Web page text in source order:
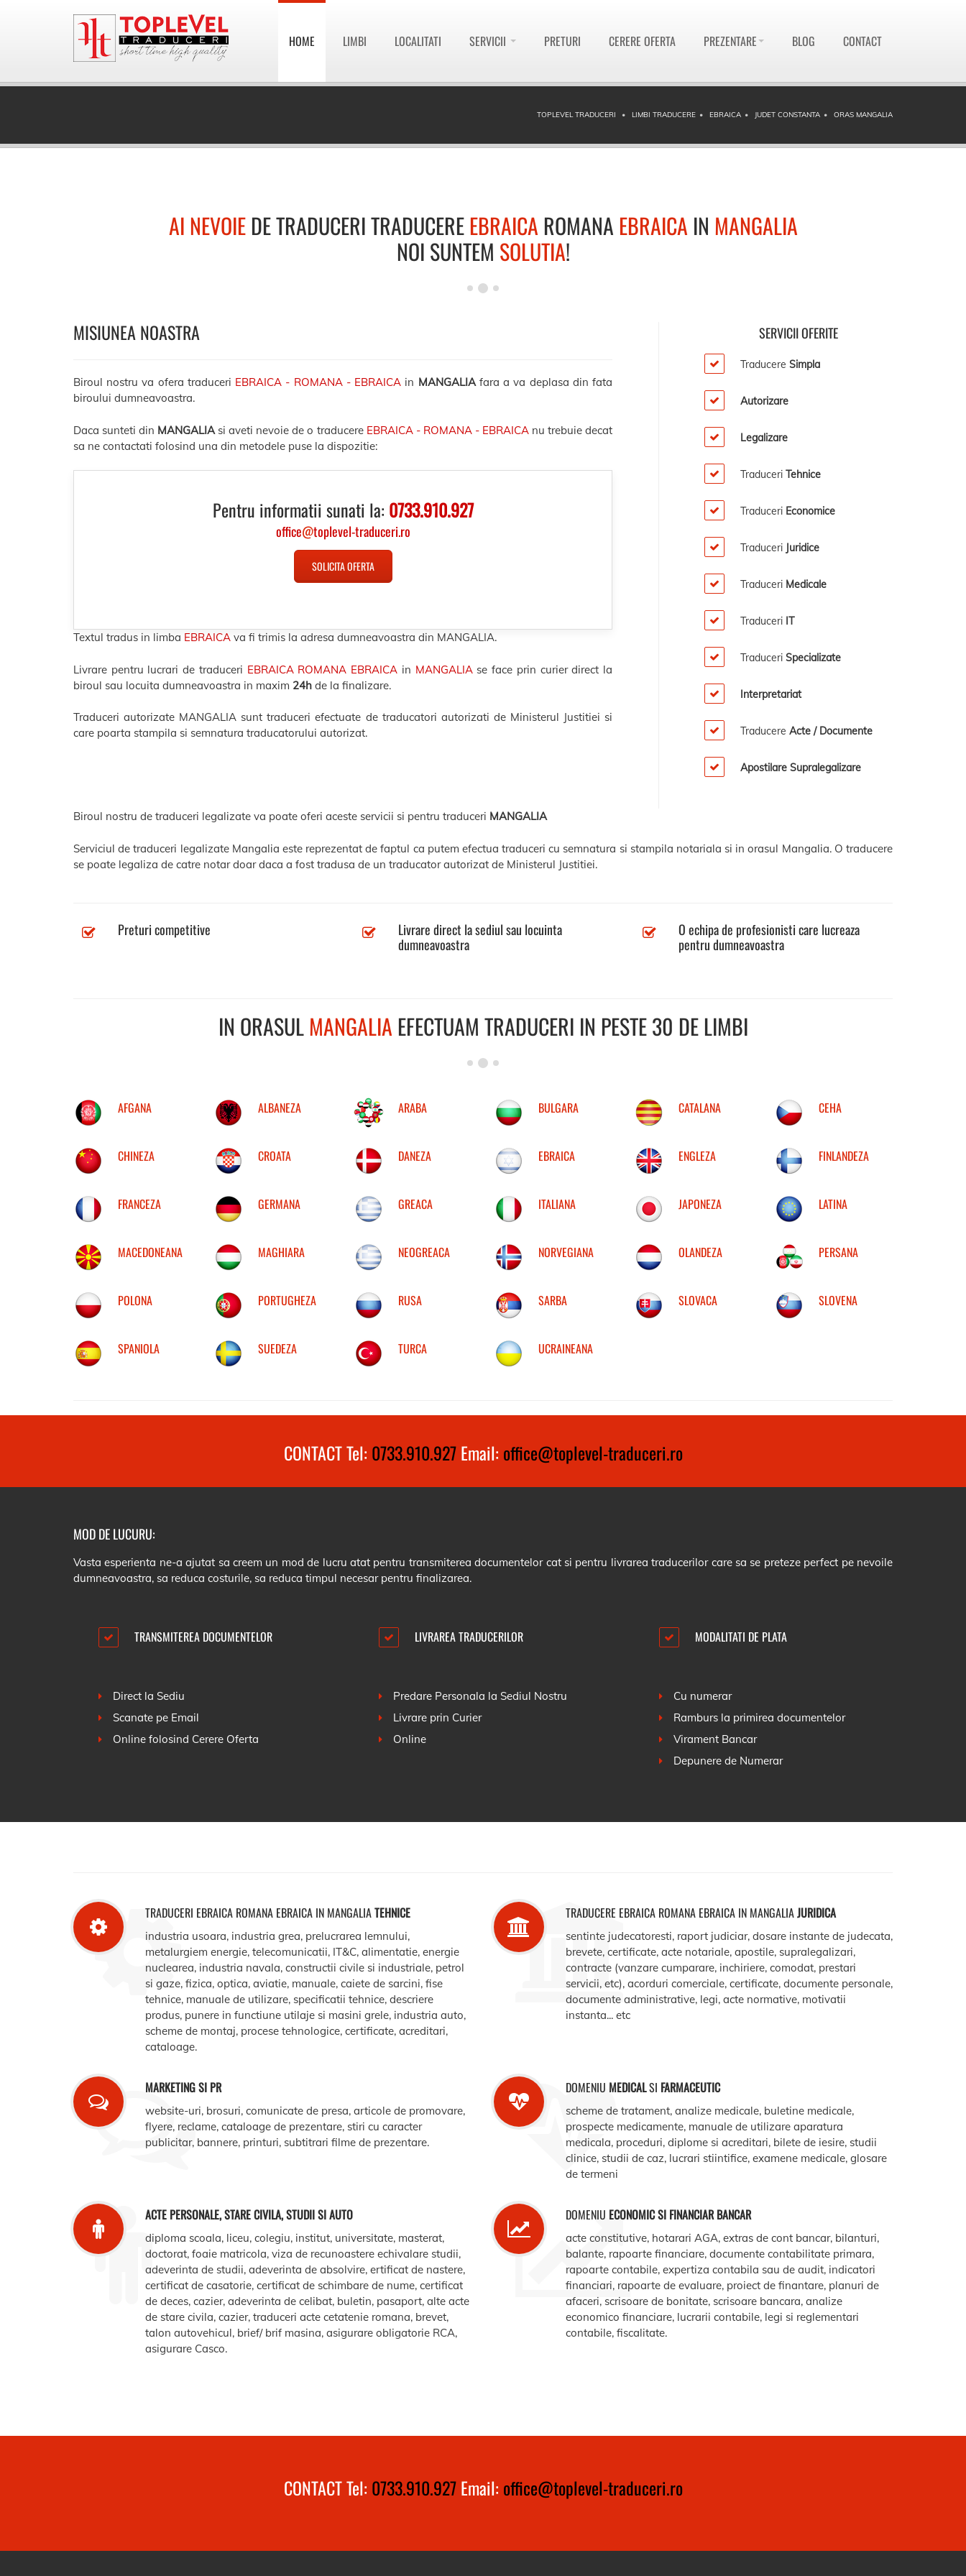
HOME LIMBI LOCALITATI SERVICII PRETURI CERERE OFERTA PREZENTARE BLOG CONTACT
TOPLEVEL TRADUCERI LIMBI TRADUCERE EBRAICA JUDET CONSTANTA ORAS MANGALIA
AI NEVOIEDE TRADUCERI TRADUCEREEBRAICA ROMANA EBRAICA IN MANGALIA
NOI SUNTEM SOLUTIA!
MISIUNEA NOASTRA
Biroul nostru va ofera traduceri EBRAICA - ROMANA - EBRAICA in MANGALIAfara a va deplasa din fata
biroului dumneavoastra.
Daca sunteti din MANGALIA si aveti nevoie de o traducere EBRAICA - ROMANA - EBRAICAnu trebuie decat
sa ne contactati folosind una din metodele puse la dispozitie:
Pentru informatii sunati la: 0733.910.927
office@toplevel-traduceri.ro
SOLICITA OFERTA
Textul tradus in limba EBRAICA va fi trimis la adresa dumneavoastra din MANGALIA.
Livrare pentru lucrari de traduceri EBRAICA ROMANA EBRAICA in MANGALIAse face prin curier direct la
biroul sau locuita dumneavoastra in maxim 24h de la finalizare.
Traduceri autorizate MANGALIA sunt traduceri efectuate de traducatori autorizati de Ministerul Justitiei si
care poarta stampila si semnatura traducatorului autorizat.
SERVICII OFERITE
Traducere Simpla
Autorizare
Legalizare
Traduceri Tehnice
Traduceri Economice
Traduceri Juridice
Traduceri Medicale
Traduceri IT
Traduceri Specializate
Interpretariat
Traducere Acte / Documente
Apostilare Supralegalizare
Biroul nostru de traduceri legalizate va poate oferi aceste servicii si pentru traduceri MANGALIA
Serviciul de traduceri legalizate Mangalia este reprezentat de faptul ca putem efectua traduceri cu semnatura si stampila notariala si in orasul Mangalia. O traducere
se poate legaliza de catre notar doar daca a fost tradusa de un traducator autorizat de Ministerul Justitiei.
Preturi competitive
Livrare direct la sediul sau locuinta
dumneavoastra
O echipa de profesionisti care lucreaza
pentru dumneavoastra
IN ORASULMANGALIA EFECTUAM TRADUCERI IN PESTE 30 DE LIMBI
AFGANA ALBANEZA ARABA BULGARA CATALANA CEHA
CHINEZA CROATA DANEZA EBRAICA ENGLEZA FINLANDEZA
FRANCEZA GERMANA GREACA ITALIANA JAPONEZA LATINA
MACEDONEANA MAGHIARA NEOGREACA NORVEGIANA OLANDEZA PERSANA
POLONA PORTUGHEZA RUSA SARBA SLOVACA SLOVENA
SPANIOLA SUEDEZA TURCA UCRAINEANA
CONTACT Tel: 0733.910.927Email: office@toplevel-traduceri.ro
MOD DE LUCURU:
Vasta esperienta ne-a ajutat sa creem un mod de lucru atat pentru transmiterea documentelor cat si pentru livrarea traducerilor care sa se preteze perfect pe nevoile
dumneavoastra, sa reduca costurile, sa reduca timpul necesar pentru finalizarea.
TRANSMITEREA DOCUMENTELOR
Direct la Sediu
Scanate pe Email
Online folosind Cerere Oferta
LIVRAREA TRADUCERILOR
Predare Personala la Sediul Nostru
Livrare prin Curier
Online
MODALITATI DE PLATA
Cu numerar
Ramburs la primirea documentelor
Virament Bancar
Depunere de Numerar
TRADUCERI EBRAICA ROMANA EBRAICA IN MANGALIATEHNICE
industria usoara, industria grea, prelucrarea lemnului,
metalurgiem energie, telecomunicatii, IT&C, alimentatie, energie
nuclearea, industria navala, constructii civile si industriale, petrol
si gaze, fizica, optica, aviatie, manuale, caiete de sarcini, fise
tehnice, manuale de utilizare, specificatii tehnice, descriere
produs, punere in functiune utilaje si masini grele, industria auto,
scheme de montaj, procese tehnologice, certificate, acreditari,
cataloage.
TRADUCERE EBRAICA ROMANA EBRAICA IN MANGALIAJURIDICA
sentinte judecatoresti, raport judiciar, dosare instante de judecata,
brevete, certificate, acte notariale, apostile, supralegalizari,
contracte (vanzare cumparare, inchiriere, comodat, prestari
servicii, etc), acorduri comerciale, certificate, documente personale,
documente administrative, legi, acte normative, motivatii
instanta... etc
MARKETING SI PR
website-uri, brosuri, comunicate de presa, articole de promovare,
flyere, reclame, cataloage de prezentare, stiri cu caracter
publicitar, bannere, printuri, subtitrari filme de prezentare.
DOMENIU MEDICALSI FARMACEUTIC
scheme de tratament, analize medicale, buletine medicale,
prospecte medicamente, manuale de utilizare aparatura
medicala, proceduri, diplome si acreditari, bilete de iesire, studii
clinice, studii de caz, lucrari stiintifice, examene medicale, glosare
de termeni
ACTE PERSONALE, STARE CIVILA, STUDII SI AUTO
diploma scoala, liceu, colegiu, institut, universitate, masterat,
doctorat, foaie matricola, viza de recunoastere echivalare studii,
adeverinta de studii, adeverinta de absolvire, ertificat de nastere,
certificat de casatorie, certificat de schimbare de nume, certificat
de deces, cazier, adeverinta de celibat, buletin, pasaport, alte acte
de stare civila, cazier, traduceri acte cetatenie romana, brevet,
talon autovehicul, brief/ brif masina, asigurare obligatorie RCA,
asigurare Casco.
DOMENIU ECONOMIC SI FINANCIAR BANCAR
acte constitutive, hotarari AGA, extras de cont bancar, bilanturi,
balante, rapoarte financiare, documente contabilitate primara,
rapoarte contabile, expertiza contabila sau de audit, indicatori
financiari, rapoarte de evaluare, proiect de finantare, planuri de
afaceri, scrisoare de bonitate, scrisoare bancara, analize
economico financiare, lucrarii contabile, legi si reglementari
contabile, fiscalitate.
CONTACT Tel: 0733.910.927Email: office@toplevel-traduceri.ro